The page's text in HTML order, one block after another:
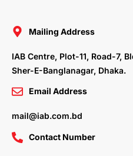
o r i
n
Mailing Address
IAB Centre, Plot-11, Road-7,
Sher-E-Banglanagar, Dhaka.
Email Address
mail@iab.com.bd
Contact Number